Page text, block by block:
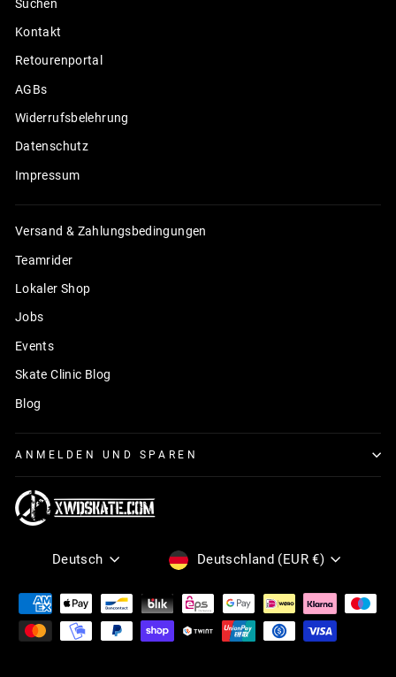
Suchen
Kontakt
Retourenportal
AGBs
Widerrufsbelehrung
Datenschutz
Impressum
Versand & Zahlungsbedingungen
Teamrider
Lokaler Shop
Jobs
Events
Skate Clinic Blog
Blog
ANMELDEN UND SPAREN
Sprache
Deutsch Währung
Deutschland (EUR €)